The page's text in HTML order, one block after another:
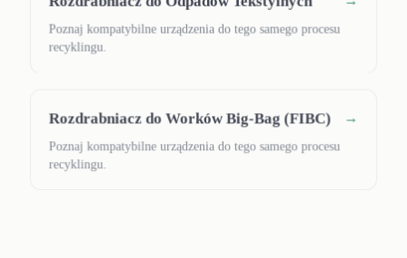
Poznaj kompatybilne urządzenia do tego samego procesu
recyklingu.
Rozdrabniacz do Worków Big-Bag (FIBC)
Poznaj kompatybilne urządzenia do tego samego procesu
recyklingu.
→